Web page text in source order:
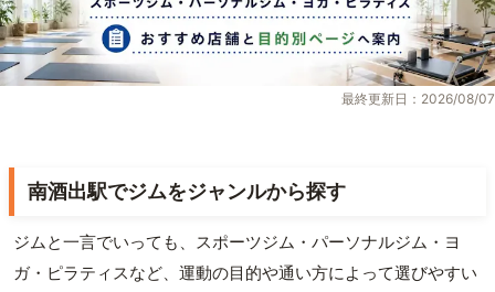
最終更新日：2026/08/07
南酒出駅でジムをジャンルから探す
ジムと一言でいっても、スポーツジム・パーソナルジム・ヨ
ガ・ピラティスなど、運動の目的や通い方によって選びやすい